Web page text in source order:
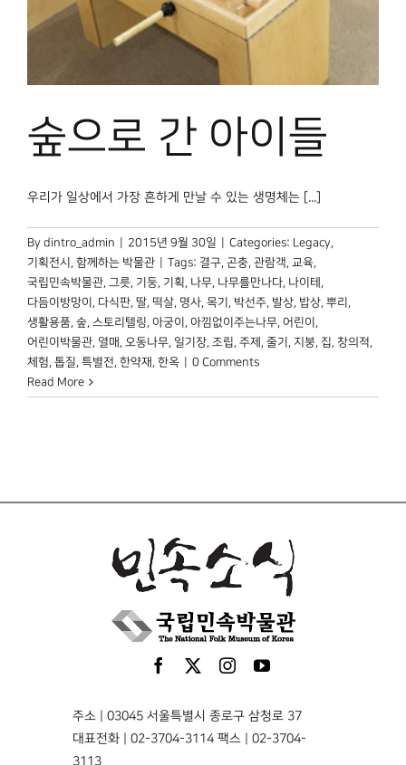
숲으로 간 아이들
우리가 일상에서 가장 흔하게 만날 수 있는 생명체는 [...]
By dintro_admin 2015년 9월 30일 Categories: Legacy,
기획전시 , 함께하는 박물관 Tags: 결구, 곤충, 관람객, 교육,
국립민속박물관, 그릇, 기둥, 기획, 나무, 나무를만나다, 나이테 ,
다듬이방망이 , 다식판, 딸, 떡살, 명사, 목기 , 박선주, 발상, 밥상, 뿌리 ,
생활용품, 숲, 스토리텔링, 아궁이 , 아낌없이주는나무, 어린이 ,
어린이박물관, 열매 , 오동나무, 일기장, 조립, 주제 , 줄기 , 지붕, 집, 창의적,
체험, 톱질, 특별전, 한약재 , 한옥
0 Comments
Read More
주소 | 03045 서울특별시 종로구 삼청로 37
대표전화 | 02-3704-3114 팩스 | 02-3704-
3113